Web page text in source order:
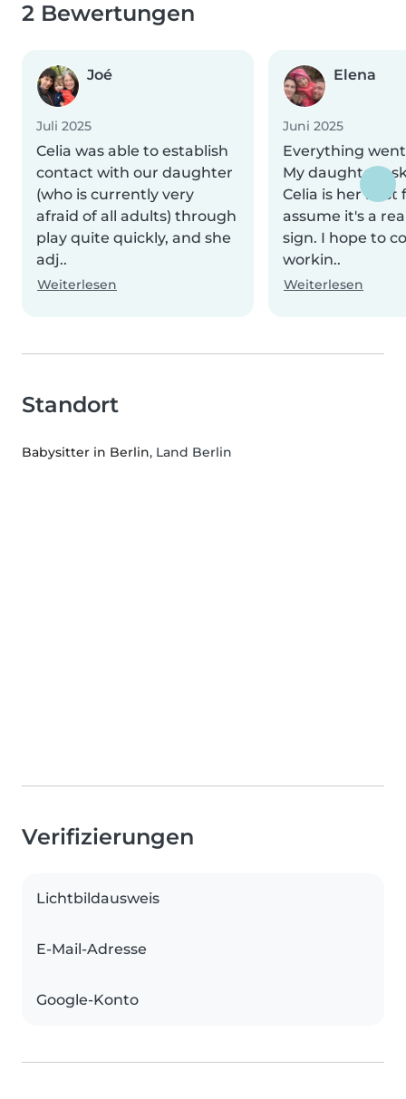
2 Bewertungen
Joé
Juli 2025
Celia was able to establish
contact with our daughter
(who is currently very
afraid of all adults) through
play quite quickly, and she
adj..
Weiterlesen
Elena
Juni 2025
Everything
My daughter
Celia is her best
assume it's a
sign. I hope to
workin..
Weiterlesen
Standort
Babysitter in Berlin, Land Berlin
Verifizierungen
Lichtbildausweis
E-Mail-Adresse
Google-Konto